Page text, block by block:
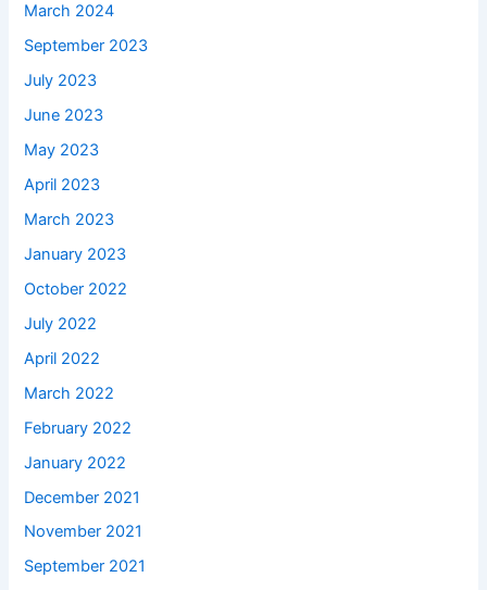
March 2024
September 2023
July 2023
June 2023
May 2023
April 2023
March 2023
January 2023
October 2022
July 2022
April 2022
March 2022
February 2022
January 2022
December 2021
November 2021
September 2021